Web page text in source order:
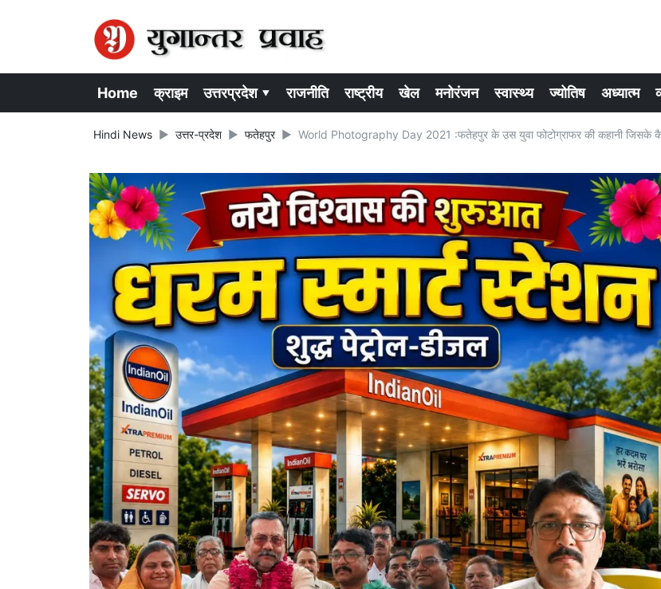
Home क्राइम उत्तरप्रदेश ▾ राजनीति राष्ट्रीय खेल मनोरंजन स्वास्थ्य ज्योतिष अध्यात्म
Hindi News उत्तर-प्रदेश फतेहपुर World Photography Day 2021 :फतेहपुर के उस युवा फोटोग्राफर की कहानी जिसके